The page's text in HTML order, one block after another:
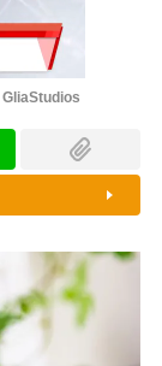
GliaStudios